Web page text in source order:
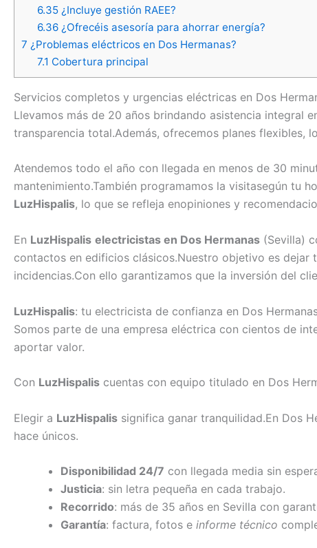
6.35¿Incluye gestión RAEE?
6.36¿Ofrecéis asesoría para ahorrar energía?
7 ¿Problemas eléctricos en Dos Hermanas?
7.1 Cobertura principal
Servicios completos y urgencias eléctricas en Dos
Llevamos más de 20 años brindando asistencia integral
transparencia total.Además, ofrecemos planes flexibles,
Atendemos todo el año con llegada en menos de 30
mantenimiento.También programamos la visitasegún tu
LuzHispalis, lo que se refleja enopiniones y
En LuzHispalis electricistas en Dos Hermanas (Sevilla)
contactos en edificios clásicos.Nuestro objetivo es
incidencias.Con ello garantizamos que la inversión del
LuzHispalis: tu electricista de confianza en Dos
Somos parte de una empresa eléctrica con cientos de
aportar valor.
Con LuzHispalis cuentas con equipo titulado en Dos
Elegir a LuzHispalis significa ganar tranquilidad.En Dos
hace únicos.
Disponibilidad 24/7 con llegada media sin
Justicia: sin letra pequeña en cada trabajo.
Recorrido: más de 35 años en Sevilla con
Garantía: factura, fotos e informe técnico